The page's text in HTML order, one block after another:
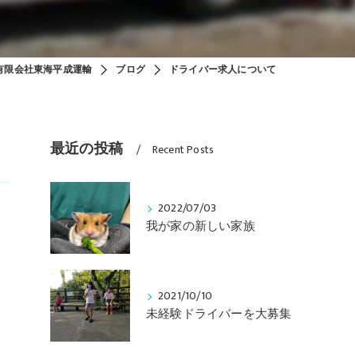
会社東海平成運輸 ブログ ドライバー求人について
最近の投稿 Recent Posts
2022/07/03
我が家の新しい家族
2021/10/10
未経験ドライバーを大募集